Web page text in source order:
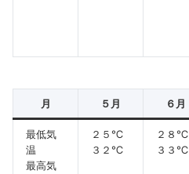
月 ５月 ６月
最低気
温
最高気
２５℃
３２℃
２８℃
３３℃